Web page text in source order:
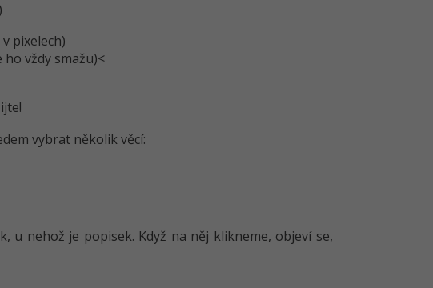
pixelech)
vždy smažu)<
vybrat několik věcí:
u nehož je popisek. Když na něj klikneme, objeví se,